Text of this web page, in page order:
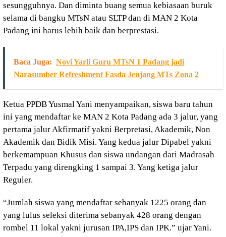
sesungguhnya. Dan diminta buang semua kebiasaan buruk
selama di bangku MTsN atau SLTP dan di MAN 2 Kota
Padang ini harus lebih baik dan berprestasi.
Baca Juga: Novi Yarli Guru MTsN 1 Padang jadi
Narasumber Refreshment Fasda Jenjang MTs Zona 2
Ketua PPDB Yusmal Yani menyampaikan, siswa baru tahun
ini yang mendaftar ke MAN 2 Kota Padang ada 3 jalur, yang
pertama jalur Akfirmatif yakni Berpretasi, Akademik, Non
Akademik dan Bidik Misi. Yang kedua jalur Dipabel yakni
berkemampuan Khusus dan siswa undangan dari Madrasah
Terpadu yang direngking 1 sampai 3. Yang ketiga jalur
Reguler.
“Jumlah siswa yang mendaftar sebanyak 1225 orang dan
yang lulus seleksi diterima sebanyak 428 orang dengan
rombel 11 lokal yakni jurusan IPA,IPS dan IPK.” ujar Yani.